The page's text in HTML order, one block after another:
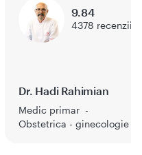
Dr. Hadi Rahimian
Medic primar
Obstetrica - ginecologie
9.84
4378 recenzii